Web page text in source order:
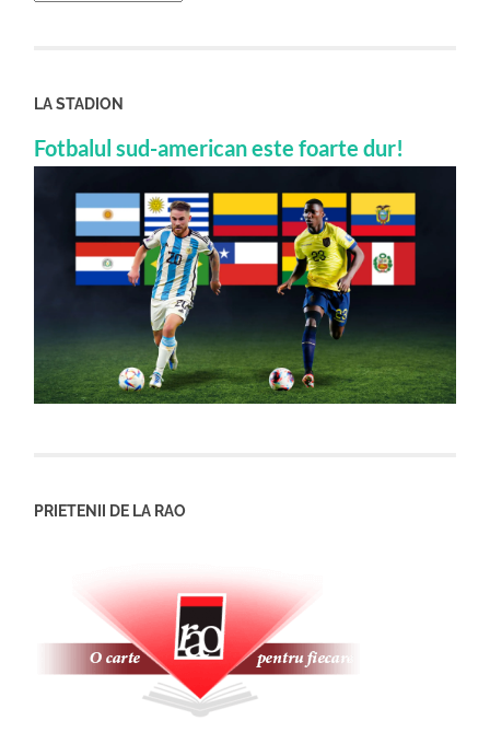
LA STADION
Fotbalul sud-american este foarte dur!
PRIETENII DE LA RAO